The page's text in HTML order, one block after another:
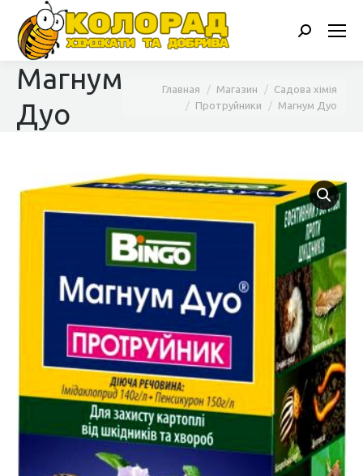
Поиск:
Магнум
Дуо
Вы здесь:Главная Магазин
Садова хімія
Протруйники
Магнум Дуо